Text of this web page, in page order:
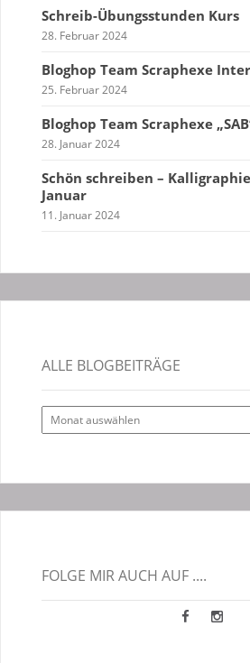
Schreib-Übungsstunden Kurs
28. Februar 2024
Bloghop Team Scraphexe
25. Februar 2024
Bloghop Team Scraphexe
28. Januar 2024
Schön schreiben –
Januar
11. Januar 2024
ALLE BLOGBEITRÄGE
Alle
Blogbeiträge
FOLGE MIR AUCH AUF ....